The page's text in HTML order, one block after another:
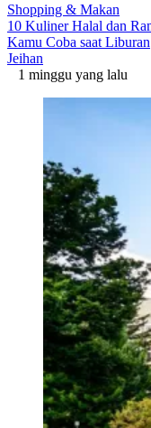
Shopping & Makan
10 Kuliner Halal dan
Kamu Coba saat Liburan
Jeihan
1 minggu yang lalu